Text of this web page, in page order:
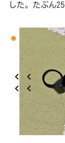
した。たぶん